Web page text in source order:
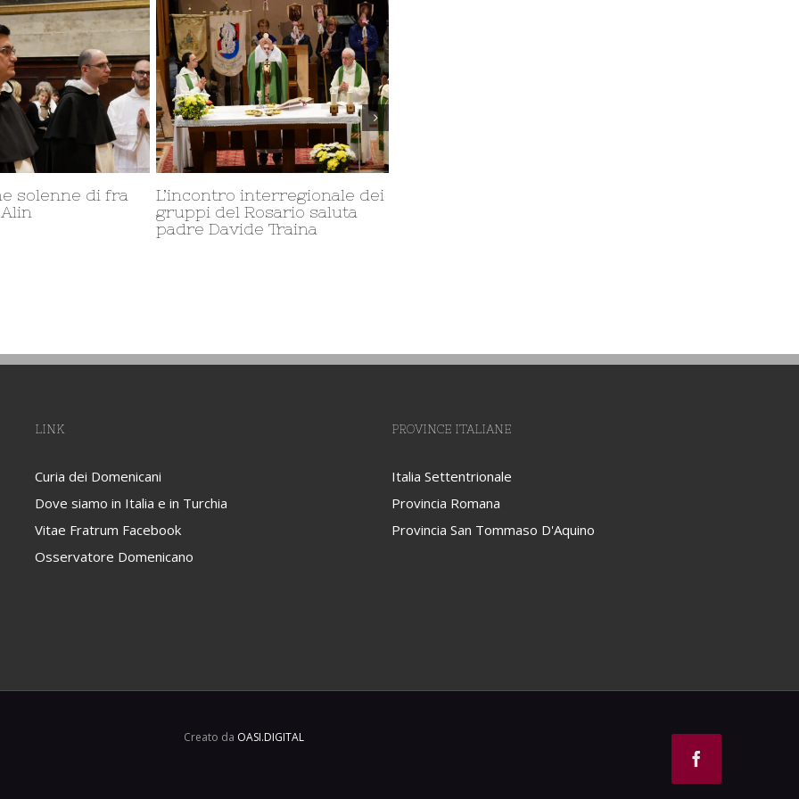
nomine della
San Domenico in
Professione semplice di
cinque frati domenicani a
Milano
LINK
Curia dei Domenicani
Dove siamo in Italia e in Turchia
Vitae Fratrum Facebook
Osservatore Domenicano
PROVINCE ITALIANE
Italia Settentrionale
Provincia Romana
Provincia San Tommaso D'Aquino
Creato da OASI.DIGITAL